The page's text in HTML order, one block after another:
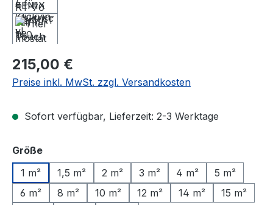
Regulärer Preis:
215,00 €
Preise inkl. MwSt. zzgl. Versandkosten
Sofort verfügbar, Lieferzeit: 2-3 Werktage
Größeauswählen
1 m²
1,5 m² 2 m² 3 m² 4 m²
5 m²
6 m²
8 m² 10 m² 12 m² 14 m²
15 m²